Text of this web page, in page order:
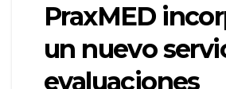
PraxMED
un nuevo
evaluaciones